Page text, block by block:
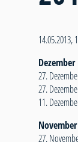
14.05.2013,
Dezember
27.
27.
11.
November
27.